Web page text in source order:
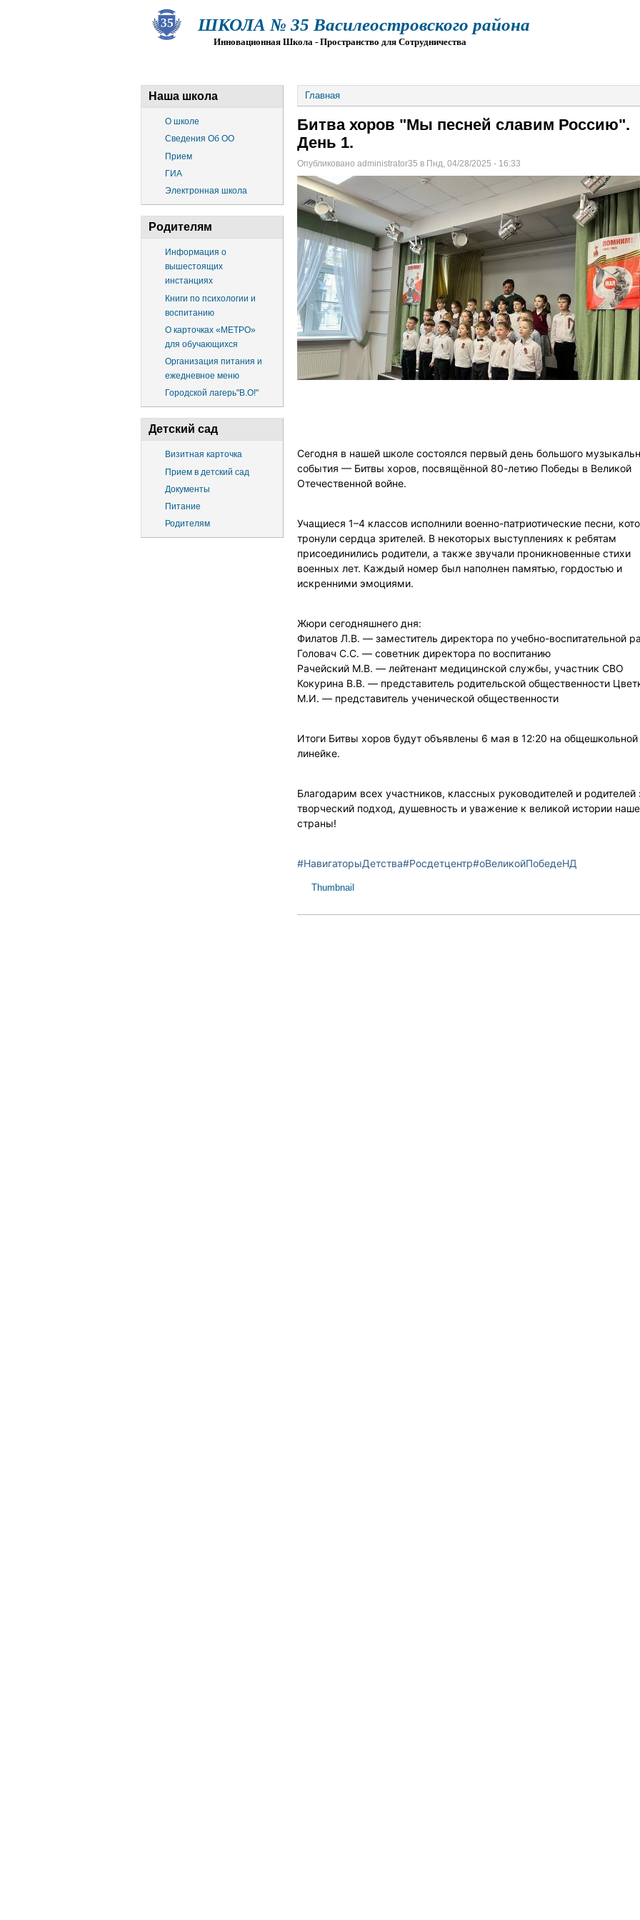
ШКОЛА № 35 Василеостровского района
Инновационная Школа - Пространство для Сотрудничества
Наша школа
О школе
Сведения Об ОО
Прием
ГИА
Электронная школа
Родителям
Информация о
вышестоящих
инстанциях
Книги по психологии и
воспитанию
О карточках «МЕТРО»
для обучающихся
Организация питания и
ежедневное меню
Городской лагерь"В.О!"
Детский сад
Визитная карточка
Прием в детский сад
Документы
Питание
Родителям
Главная
Битва хоров "Мы песней славим Россию".
День 1.
Опубликовано administrator35 в Пнд, 04/28/2025 - 16:33
Сегодня в нашей школе состоялся первый день большого
события — Битвы хоров, посвящённой 80-летию Победы в Великой
Отечественной войне.
Учащиеся 1–4 классов исполнили военно-патриотические песни,
тронули сердца зрителей. В некоторых выступлениях к ребятам
присоединились родители, а также звучали проникновенные стихи
военных лет. Каждый номер был наполнен памятью, гордостью и
искренними эмоциями.
Жюри сегодняшнего дня:
Филатов Л.В. — заместитель директора по учебно-воспитательной
Головач С.С. — советник директора по воспитанию
Рачейский М.В. — лейтенант медицинской службы, участник СВО
Кокурина В.В. — представитель родительской общественности
М.И. — представитель ученической общественности
Итоги Битвы хоров будут объявлены 6 мая в 12:20 на общешкольной
линейке.
Благодарим всех участников, классных руководителей и родителей
творческий подход, душевность и уважение к великой истории
страны!
#НавигаторыДетства#Росдетцентр#оВеликойПобедеНД
Thumbnail